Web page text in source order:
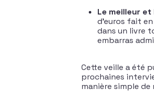
Le meilleur et
d’euros fait
dans un livre
embarras
Cette veille a été
prochaines
manière simple